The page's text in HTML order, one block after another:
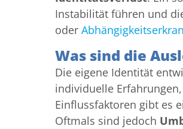
Instabilität führen und
oder
Was sind die
Die eigene Identität
individuelle
Einflussfaktoren gibt es
Oftmals sind jedoch